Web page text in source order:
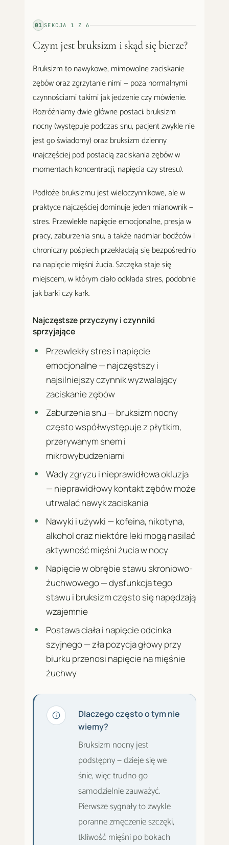
01 SEKCJA 1 Z6
Czym jest bruksizm i skąd się bierze?
Bruksizm to nawykowe, mimowolne zaciskanie
zębów oraz zgrzytanie nimi — poza normalnymi
czynnościami takimi jak jedzenie czy mówienie.
Rozróżniamy dwie główne postaci: bruksizm
nocny (występuje podczas snu, pacjent zwykle nie
jest go świadomy) oraz bruksizm dzienny
(najczęściej pod postacią zaciskania zębów w
momentach koncentracji, napięcia czy stresu).
Podłoże bruksizmu jest wieloczynnikowe, ale w
praktyce najczęściej dominuje jeden mianownik —
stres. Przewlekłe napięcie emocjonalne, presja w
pracy, zaburzenia snu, a także nadmiar bodźców i
chroniczny pośpiech przekładają się bezpośrednio
na napięcie mięśni żucia. Szczęka staje się
miejscem, w którym ciało odkłada stres, podobnie
jak barki czy kark.
Najczęstsze przyczyny i czynniki
sprzyjające
Przewlekły stres i napięcie
emocjonalne — najczęstszy i
najsilniejszy czynnik wyzwalający
zaciskanie zębów
Zaburzenia snu — bruksizm nocny
często współwystępuje z płytkim,
przerywanym snem i
mikrowybudzeniami
Wady zgryzu i nieprawidłowa okluzja
— nieprawidłowy kontakt zębów może
utrwalać nawyk zaciskania
Nawyki i używki — kofeina, nikotyna,
alkohol oraz niektóre leki mogą nasilać
aktywność mięśni żucia w nocy
Napięcie w obrębie stawu skroniowo-
żuchwowego — dysfunkcja tego
stawu i bruksizm często się napędzają
wzajemnie
Postawa ciała i napięcie odcinka
szyjnego — zła pozycja głowy przy
biurku przenosi napięcie na mięśnie
żuchwy
Dlaczego często o tym nie
wiemy?
Bruksizm nocny jest
podstępny — dzieje się we
śnie, więc trudno go
samodzielnie zauważyć.
Pierwsze sygnały to zwykle
poranne zmęczenie szczęki,
tkliwość mięśni po bokach